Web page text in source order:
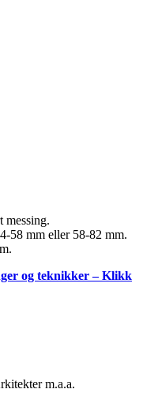
messing.
58 mm eller 58-82 mm.
og teknikker – Klikk
m.a.a.